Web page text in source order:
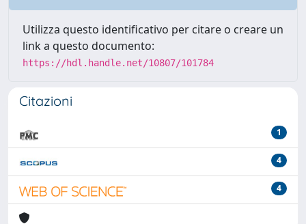
Utilizza questo identificativo per citare o creare un
link a questo documento:
https://hdl.handle.net/10807/101784
Citazioni
1
4
4